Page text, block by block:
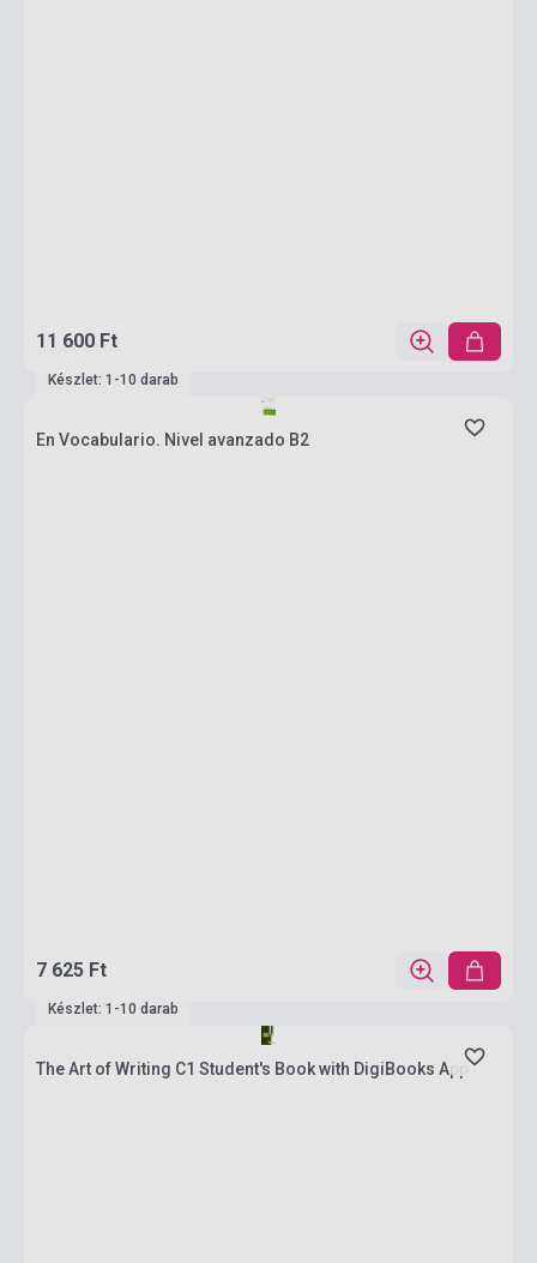
11 600 Ft
Készlet: 1-10 darab
En Vocabulario. Nivel avanzado B2
7 625 Ft
Készlet: 1-10 darab
The Art of Writing C1 Student's Book with DigiBooks App